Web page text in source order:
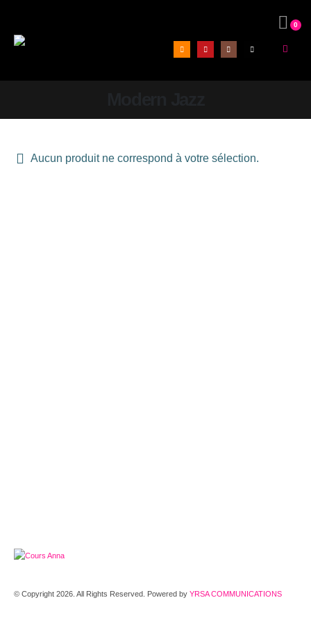
0
Aucun produit ne correspond à votre sélection.
© Copyright 2026. All Rights Reserved. Powered by YRSA COMMUNICATIONS